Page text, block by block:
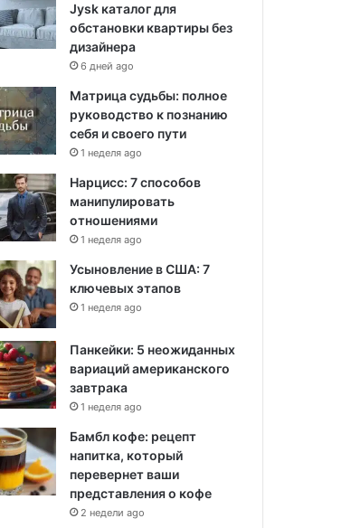
Jysk каталог для
обстановки квартиры без
дизайнера
6 дней ago
Матрица судьбы: полное
руководство к познанию
себя и своего пути
1 неделя ago
Нарцисс: 7 способов
манипулировать
отношениями
1 неделя ago
Усыновление в США: 7
ключевых этапов
1 неделя ago
Панкейки: 5 неожиданных
вариаций американского
завтрака
1 неделя ago
Бамбл кофе: рецепт
напитка, который
перевернет ваши
представления о кофе
2 недели ago